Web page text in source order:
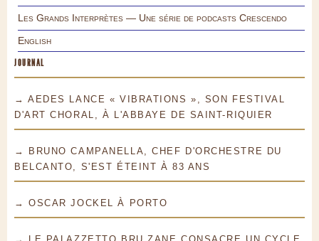
Les Grands Interprètes — Une série de podcasts Crescendo
English
JOURNAL
→ AEDES LANCE « VIBRATIONS », SON FESTIVAL
D'ART CHORAL, À L'ABBAYE DE SAINT-RIQUIER
→ BRUNO CAMPANELLA, CHEF D'ORCHESTRE DU
BELCANTO, S'EST ÉTEINT À 83 ANS
→ OSCAR JOCKEL À PORTO